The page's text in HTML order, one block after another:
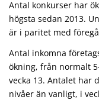
Antal konkurser har
högsta sedan 2013.
är i paritet med
Antal inkomna
ökning, från normalt
vecka 13. Antalet har
nivåer än vanligt, i